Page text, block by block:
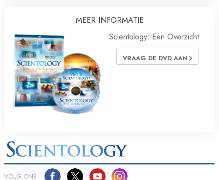
MEER INFORMATIE
Scientology: Een Overzicht
VRAAG DE DVD AAN
VOLG ONS